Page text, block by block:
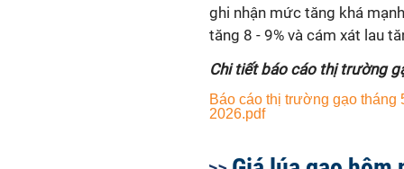
ghi nhận mức tăng khá
tăng 8 - 9% và cám xát lau
Chi tiết báo cáo thị trường
Báo cáo thị trường gạo tháng
2026.pdf